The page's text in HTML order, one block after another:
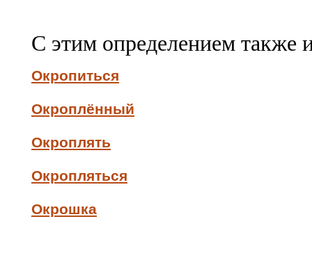
С этим определением также
Окропиться
Окроплённый
Окроплять
Окропляться
Окрошка